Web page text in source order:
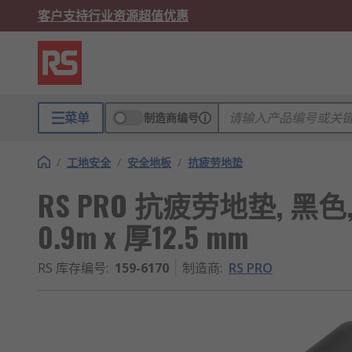
客户支持行业资源超值优惠
菜单 制造商编号
/ 工地安全 / 安全地板 / 抗疲劳地垫
RS PRO 抗疲劳地垫, 黑
0.9m x 厚12.5 mm
RS 库存编号: 159-6170 制造商: RS PRO